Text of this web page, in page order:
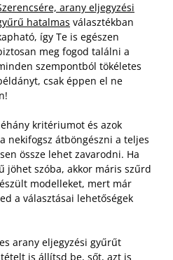
arany eljegyzési
hatalmas választékban
így Te is egészen
meg fogod találni a
szempontból tökéletes
csak éppen el ne
kritériumot és azok
nekifogsz átböngészni a teljes
össze lehet zavarodni. Ha
jöhet szóba, akkor máris szűrd
modelleket, mert már
a választásai lehetőségek
arany eljegyzési gyűrűt
is állítsd be, sőt, azt is